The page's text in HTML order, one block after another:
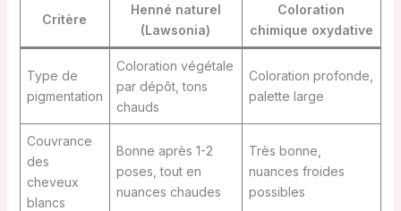
Critère
Henné naturel
(Lawsonia)
Coloration
chimique oxydative
Type de
pigmentation
Coloration végétale
par dépôt, tons
chauds
Coloration profonde,
palette large
Couvrance
des
cheveux
blancs
Bonne après 1-2
poses, tout en
nuances chaudes
Très bonne,
nuances froides
possibles